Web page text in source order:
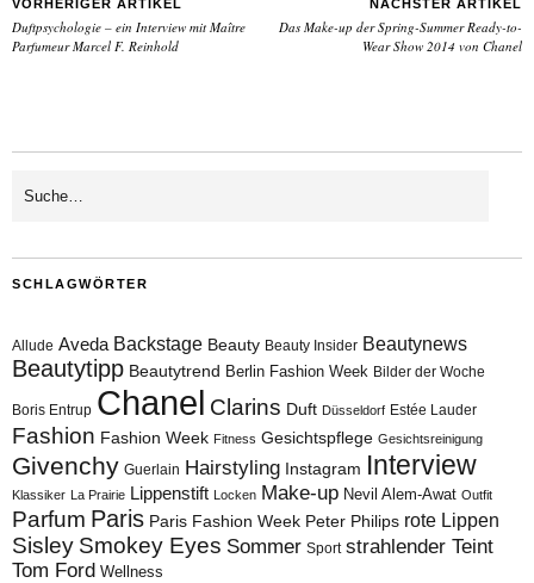
VORHERIGER ARTIKEL
Duftpsychologie – ein Interview mit Maître
Parfumeur Marcel F. Reinhold
NÄCHSTER ARTIKEL
Das Make-up der Spring-Summer Ready-to-
Wear Show 2014 von Chanel
SCHLAGWÖRTER
Allude Aveda Backstage Beauty Beauty Insider Beautynews
Beautytipp Beautytrend Berlin Fashion Week Bilder der Woche
Boris Entrup Chanel Clarins Duft Düsseldorf Estée Lauder
Fashion Fashion Week Fitness Gesichtspflege Gesichtsreinigung
Givenchy Guerlain Hairstyling Instagram Interview
Klassiker La Prairie Lippenstift Locken Make-up Nevil Alem-Awat Outfit
Parfum Paris Paris Fashion Week Peter Philips rote Lippen
Sisley Smokey Eyes Sommer Sport strahlender Teint
Tom Ford Wellness